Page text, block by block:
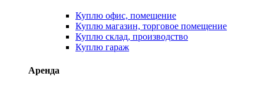
Куплю офис, помещение
Куплю магазин, торговое помещение
Куплю склад, производство
Куплю гараж
Аренда